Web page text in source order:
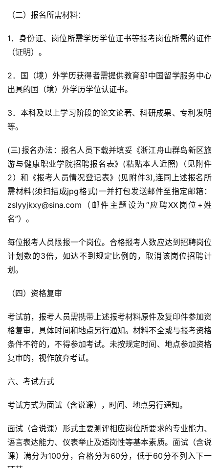
（二）报名所需材料：
1．身份证、岗位所需学历学位证书等报考岗位所需的证件
（证明）。
2．国（境）外学历获得者需提供教育部中国留学服务中心
出具的国（境）外学历学位认证书。
3．本科及以上学习阶段的论文论著、科研成果、专利发明
等。
(三)报名办法：报名人员下载并填妥《浙江舟山群岛新区旅
游与健康职业学院招聘报名表》(粘贴本人近照)（见附件
2）和《报考人员情况登记表》(见附件3),连同上述报名所
需材料(须扫描成jpg格式)一并打包发送邮件至指定邮箱：
zslyyjkxy@sina.com（邮件主题设为“应聘XX岗位+姓
名”）。
每位报考人员限报一个岗位。合格报考人数应达到招聘岗位
计划数的3倍，如达不到规定比例的，取消该岗位招聘计
划。
（四）资格复审
考试前，报考人员需携带上述报考材料原件及复印件参加资
格复审，具体时间和地点另行通知。材料不全或与报考资格
条件不符的，不得参加考试。未按规定时间、地点参加资格
复审的，视作放弃考试。
六、考试方式
考试方式为面试（含说课），时间、地点另行通知。
面试（含说课）形式主要测评相应岗位所要求的专业能力、
语言表达能力、仪表举止及适岗性等基本素质。面试（含说
课）满分为100分，合格分为60分，低于60分不列入下一